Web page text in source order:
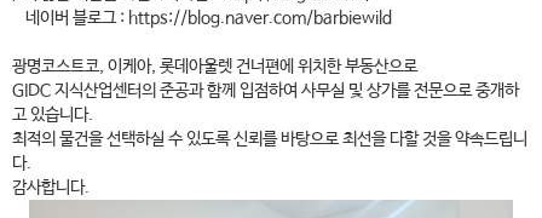
네이버 블로그 : https://blog.naver.com/barbiewild
광명코스트코, 이케아, 롯데아울렛 건너편에 위치한 부동산으로
GIDC 지식산업센터의 준공과 함께 입점하여 사무실 및 상가를 전문으로 중개하
고 있습니다.
최적의 물건을 선택하실 수 있도록 신뢰를 바탕으로 최선을 다할 것을 약속드립니
다.
감사합니다.